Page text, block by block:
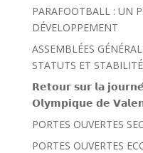
PARAFOOTBALL : UN
DÉVELOPPEMENT
ASSEMBLÉES
STATUTS ET
𝗥𝗲𝘁𝗼𝘂𝗿 𝘀𝘂𝗿 𝗹𝗮
𝗢𝗹𝘆𝗺𝗽𝗶𝗾𝘂𝗲 𝗱𝗲
PORTES OUVERTES
PORTES OUVERTES